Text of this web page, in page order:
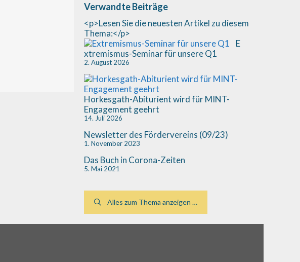
Verwandte Beiträge
<p>Lesen Sie die neuesten Artikel zu diesem
Thema:</p>
E
xtremismus-Seminar für unsere Q1
2. August 2026
Horkesgath-Abiturient wird für MINT-
Engagement geehrt
14. Juli 2026
Newsletter des Fördervereins (09/23)
1. November 2023
Das Buch in Corona-Zeiten
5. Mai 2021
Alles zum Thema anzeigen …